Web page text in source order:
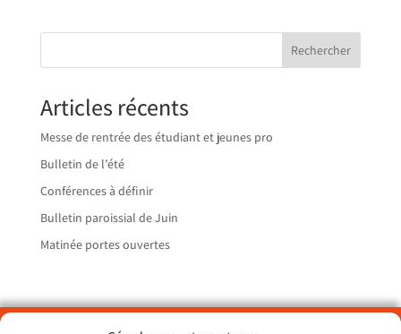
Rechercher
Articles récents
Messe de rentrée des étudiant et jeunes pro
Bulletin de l’été
Conférences à définir
Bulletin paroissial de Juin
Matinée portes ouvertes